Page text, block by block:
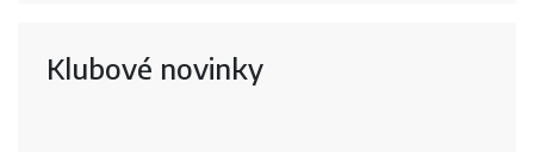
Klubové novinky